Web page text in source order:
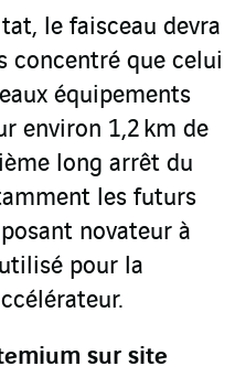
le faisceau devra
concentré que celui
équipements
environ 1,2 km de
long arrêt du
les futurs
novateur à
pour la
sur site